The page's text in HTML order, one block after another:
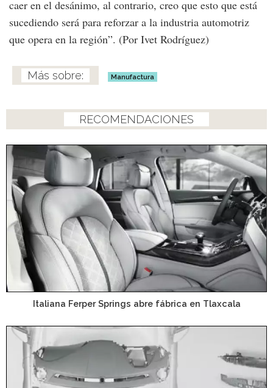
caer en el desánimo, al contrario, creo que esto que está
sucediendo será para reforzar a la industria automotriz
que opera en la región”. (Por Ivet Rodríguez)
Manufactura
RECOMENDACIONES
Italiana Ferper Springs abre fábrica en Tlaxcala